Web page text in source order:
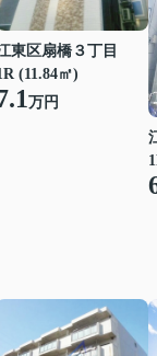
東区扇橋３丁目
(11.84㎡)
万円